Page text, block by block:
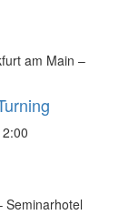
am Main –
Seminarhotel